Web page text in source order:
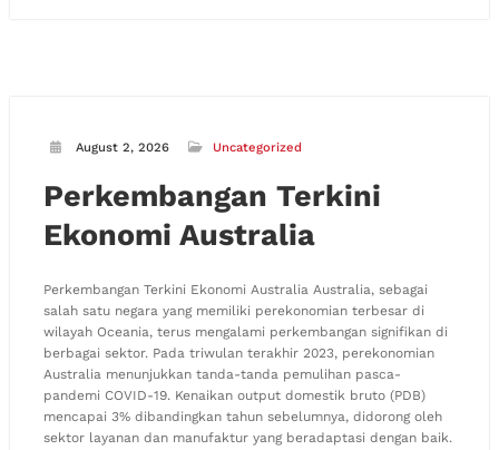
August 2, 2026 Uncategorized
Perkembangan Terkini
Ekonomi Australia
Perkembangan Terkini Ekonomi Australia Australia, sebagai
salah satu negara yang memiliki perekonomian terbesar di
wilayah Oceania, terus mengalami perkembangan signifikan di
berbagai sektor. Pada triwulan terakhir 2023, perekonomian
Australia menunjukkan tanda-tanda pemulihan pasca-
pandemi COVID-19. Kenaikan output domestik bruto (PDB)
mencapai 3% dibandingkan tahun sebelumnya, didorong oleh
sektor layanan dan manufaktur yang beradaptasi dengan baik.